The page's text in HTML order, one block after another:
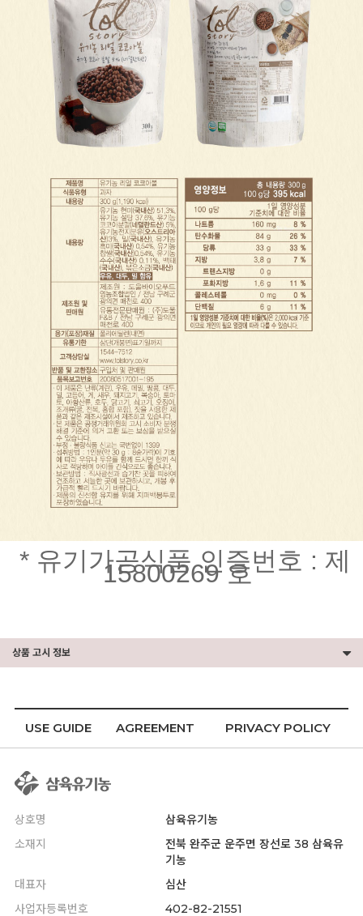
* 유기가공식품 인증번호 : 제
15800269 호
상품 고시 정보
USE GUIDE AGREEMENT PRIVACY POLICY
상호명
삼육유기농
소재지
전북 완주군 운주면 장선로 38 삼육유
기농
대표자
심산
사업자등록번호
402-82-21551